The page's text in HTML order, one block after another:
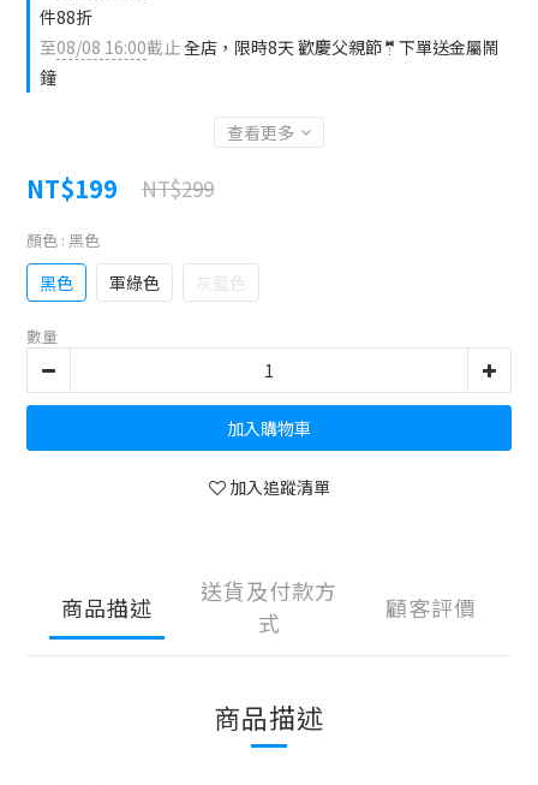
件88折
至08/08 16:00截止全店，限時8天 歡慶父親節🤵下單送金屬鬧
鐘
查看更多
NT$199 NT$299
顏色 : 黑色
黑色 軍綠色 灰藍色
數量
加入購物車
加入追蹤清單
商品描述
送貨及付款方
式
顧客評價
商品描述